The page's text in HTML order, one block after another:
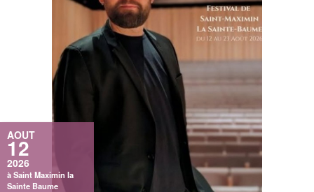
AOUT
12
2026
à Saint Maximin la
Sainte Baume